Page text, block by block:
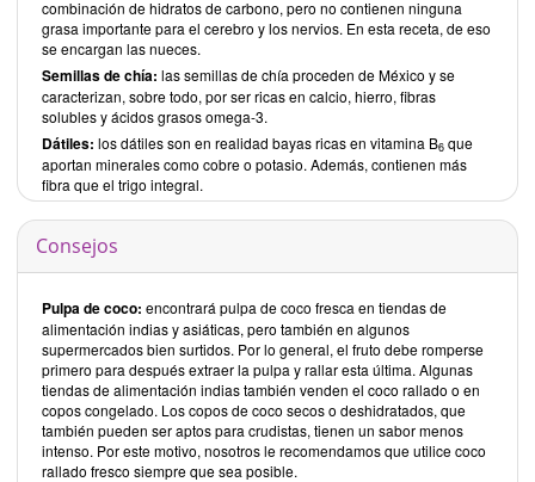
combinación de hidratos de carbono, pero no contienen ninguna
grasa importante para el cerebro y los nervios. En esta receta, de eso
se encargan las nueces.
Semillas de chía: las semillas de chía proceden de México y se
caracterizan, sobre todo, por ser ricas en calcio, hierro, fibras
solubles y ácidos grasos omega-3.
Dátiles: los dátiles son en realidad bayas ricas en vitamina B6 que
aportan minerales como cobre o potasio. Además, contienen más
fibra que el trigo integral.
Consejos
Pulpa de coco: encontrará pulpa de coco fresca en tiendas de
alimentación indias y asiáticas, pero también en algunos
supermercados bien surtidos. Por lo general, el fruto debe romperse
primero para después extraer la pulpa y rallar esta última. Algunas
tiendas de alimentación indias también venden el coco rallado o en
copos congelado. Los copos de coco secos o deshidratados, que
también pueden ser aptos para crudistas, tienen un sabor menos
intenso. Por este motivo, nosotros le recomendamos que utilice coco
rallado fresco siempre que sea posible.